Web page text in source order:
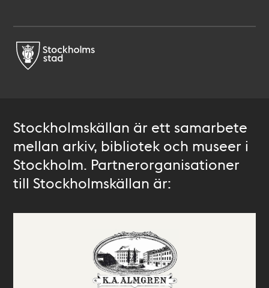
Stockholmskällan är ett samarbete
mellan arkiv, bibliotek och museer i
Stockholm. Partnerorganisationer
till Stockholmskällan är: